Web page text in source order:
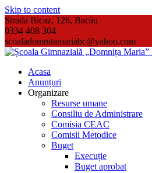
Skip to content
Strada Bicaz, 126, Bacău
0334 408 304
scoaladomnitamariabc@yahoo.com
Acasa
Anunțuri
Organizare
Resurse umane
Consiliu de Administrare
Comisia CEAC
Comisii Metodice
Buget
Execuție
Buget aprobat